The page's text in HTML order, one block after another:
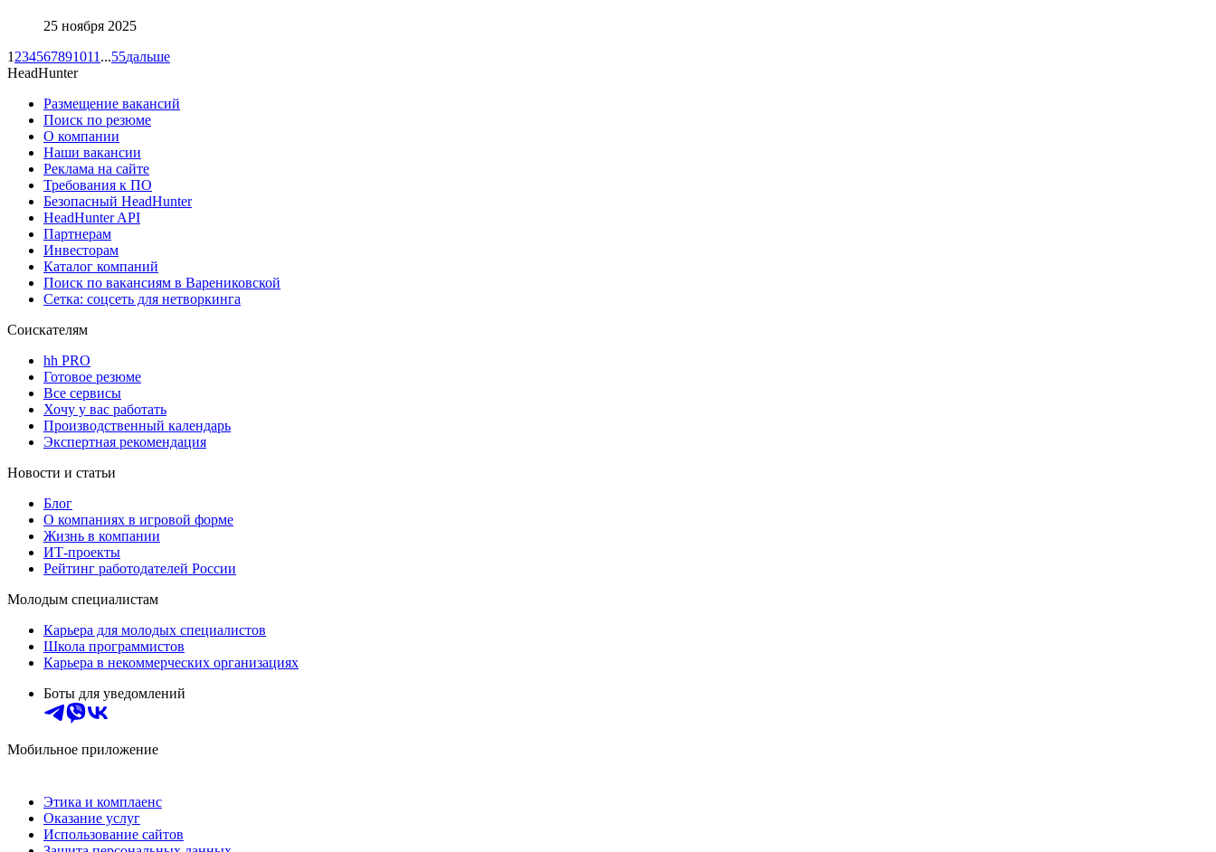
25 ноября 2025
1 234567891011 ...55дальше
HeadHunter
Размещение вакансий
Поиск по резюме
О компании
Наши вакансии
Реклама на сайте
Требования к ПО
Безопасный HeadHunter
HeadHunter API
Партнерам
Инвесторам
Каталог компаний
Поиск по вакансиям в Варениковской
Сетка: соцсеть для нетворкинга
Соискателям
hh PRO
Готовое резюме
Все сервисы
Хочу у вас работать
Производственный календарь
Экспертная рекомендация
Новости и статьи
Блог
О компаниях в игровой форме
Жизнь в компании
ИТ-проекты
Рейтинг работодателей России
Молодым специалистам
Карьера для молодых специалистов
Школа программистов
Карьера в некоммерческих организациях
Боты для уведомлений
Мобильное приложение
Этика и комплаенс
Оказание услуг
Использование сайтов